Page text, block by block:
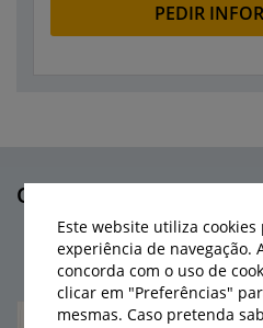
PEDIR
Outras máquinas
Este website utiliza
experiência de navegação.
concorda com o uso de
clicar em "Preferências"
mesmas. Caso pretenda